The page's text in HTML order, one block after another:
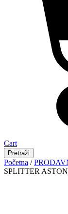
Cart
Pretraži
Početna /
SPLITTER